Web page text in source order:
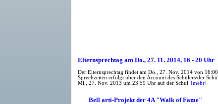
Elternsprechtag am Do., 27. 11. 2014, 16 - 20 Uhr
Der Elternsprechtag findet am Do., 27. Nov. 2014 von
Sprechzeiten erfolgt über den Account des Schülers/der
Mi., 27. Nov. 2013 um 23:59 Uhr auf der Schul
[mehr]
Bell arti-Projekt der 4A "Walk of Fame"